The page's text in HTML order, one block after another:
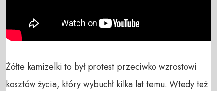
Żółte kamizelki to był protest przeciwko wzrostowi
kosztów życia, który wybuchł kilka lat temu. Wtedy też